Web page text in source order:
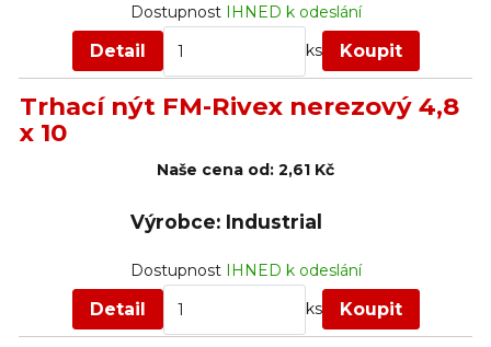
DostupnostIHNED k odeslání
Detail ks Koupit
Trhací nýt FM-Rivex nerezový 4,8
x 10
Naše cena od: 2,61 Kč
Výrobce: Industrial
DostupnostIHNED k odeslání
Detail ks Koupit